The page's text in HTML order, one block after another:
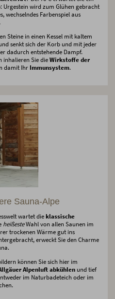
Urgestein wird zum Glühen gebracht
wechselndes Farbenspiel aus
Steine in einen Kessel mit kaltem
senkt sich der Korb und mit jeder
dadurch entstehende Dampf.
inhalieren Sie dieWirkstoffe der
damit Ihr Immunsystem.
Sauna-Alpe
wartet dieklassische
heißesteWahl von allen Saunen im
trockenen Wärme gut ins
erweckt Sie den Charme
können Sie sich hier im
Alpenluft abkühlen und tief
im Naturbadeteich oder im